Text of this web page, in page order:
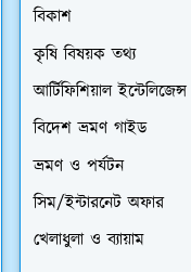
বিকাশ
কৃষি বিষয়ক তথ্য
আর্টিফিশিয়াল
বিদেশ ভ্রমণ গাইড
ভ্রমণ ও পর্যটন
সিম/ইন্টারনেট অফার
খেলাধুলা ও ব্যায়াম